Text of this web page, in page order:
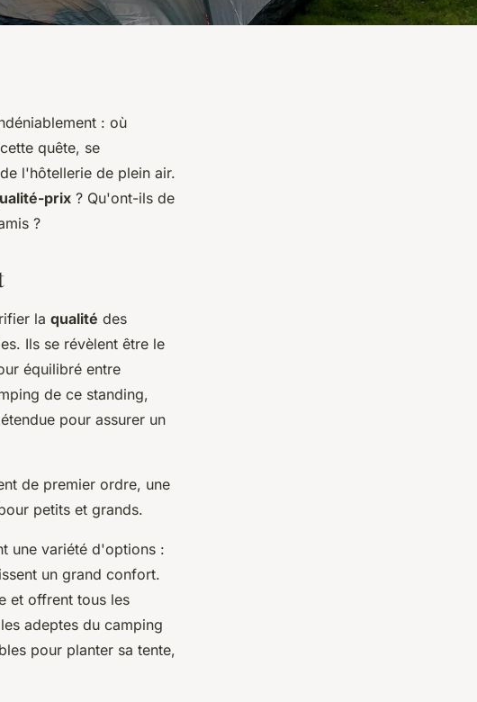
: où
quête, se
l'hôtellerie de plein air.
prix ? Qu'ont-ils de
?
la qualité des
Ils se révèlent être le
équilibré entre
de ce standing,
pour assurer un
de premier ordre, une
petits et grands.
une variété d'options :
un grand confort.
et offrent tous les
adeptes du camping
pour planter sa tente,